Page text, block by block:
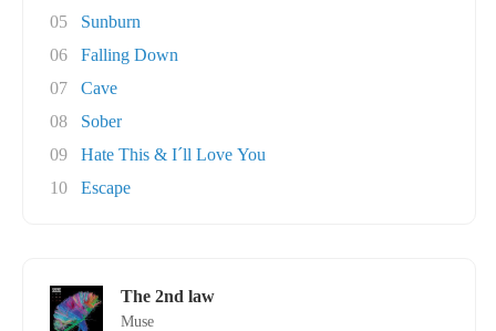
05
Sunburn
06
Falling Down
07
Cave
08
Sober
09
Hate This & I´ll Love You
10
Escape
The 2nd law
Muse